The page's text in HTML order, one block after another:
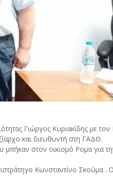
Γιώργος Κυριακίδης με
και διευθυντή στη ΓΑΔΘ.
στον οικισμό Ρομα για
Κωνσταντίνο Σκούμα .